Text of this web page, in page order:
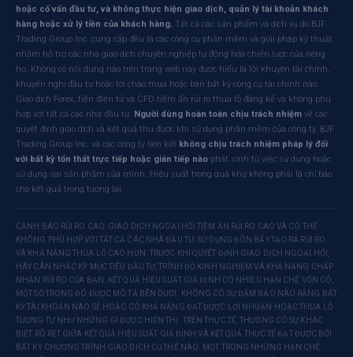
hoặc cố vấn đầu tư, và không thực hiện giao dịch, quản lý tài khoản khách
hàng hoặc xử lý tiền của khách hàng. Tất cả các sản phẩm và dịch vụ do BJF
Trading Group Inc. cung cấp đều là các công cụ phần mềm và giải pháp kỹ thuật
nhằm hỗ trợ các nhà giao dịch chuyên nghiệp tự động hóa chiến lược của riêng
họ. Không có nội dung nào trên trang web này được hiểu là lời khuyên tài chính,
khuyến nghị đầu tư hoặc lời chào mua hoặc bán bất kỳ công cụ tài chính nào.
Giao dịch Forex, tiền điện tử và CFD tiềm ẩn rủi ro thua lỗ đáng kể và không phù
hợp với tất cả các nhà đầu tư. Người dùng hoàn toàn chịu trách nhiệm về các
quyết định giao dịch và kết quả thu được khi sử dụng phần mềm của công ty. BJF
Trading Group Inc. và các công ty liên kết không chịu trách nhiệm pháp lý đối
với bất kỳ tổn thất trực tiếp hoặc gián tiếp nào phát sinh từ việc sử dụng hoặc
sử dụng sai sản phẩm của mình. Hiệu suất trong quá khứ không phải là chỉ báo
cho kết quả trong tương lai.
CẢNH BÁO RỦI RO CAO: GIAO DỊCH NGOẠI HỐI TIỀM ẨN RỦI RO CAO VÀ CÓ THỂ
KHÔNG PHÙ HỢP VỚI TẤT CẢ CÁC NHÀ ĐẦU TƯ. SỬ DỤNG ĐÒN BẨY TẠO RA RỦI RO
VÀ KHẢ NĂNG THUA LỖ CAO HƠN. TRƯỚC KHI QUYẾT ĐỊNH GIAO DỊCH NGOẠI HỐI,
HÃY CÂN NHẮC KỸ MỤC TIÊU ĐẦU TƯ, TRÌNH ĐỘ KINH NGHIỆM VÀ KHẢ NĂNG CHẤP
NHẬN RỦI RO CỦA BẠN. KẾT QUẢ HIỆU SUẤT GIẢ ĐỊNH CÓ NHIỀU HẠN CHẾ VỐN CÓ,
MỘT SỐ TRONG ĐÓ ĐƯỢC MÔ TẢ BÊN DƯỚI. KHÔNG CÓ SỰ ĐẢM BẢO NÀO RẰNG BẤT
KỲ TÀI KHOẢN NÀO SẼ HOẶC CÓ KHẢ NĂNG ĐẠT ĐƯỢC LỢI NHUẬN HOẶC THUA LỖ
TƯƠNG TỰ NHƯ NHỮNG GÌ ĐƯỢC HIỂN THỊ. TRÊN THỰC TẾ, THƯỜNG CÓ SỰ KHÁC
BIỆT RÕ RỆT GIỮA KẾT QUẢ HIỆU SUẤT GIẢ ĐỊNH VÀ KẾT QUẢ THỰC TẾ ĐẠT ĐƯỢC BỞI
BẤT KỲ CHƯƠNG TRÌNH GIAO DỊCH CỤ THỂ NÀO. MỘT TRONG NHỮNG HẠN CHẾ